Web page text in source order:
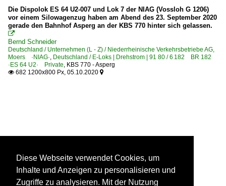
Die Dispolok ES 64 U2-007 und Lok 7 der NIAG (Vossloh G 1206)
vor einem Silowagenzug haben am Abend des 23. September 2020
gerade den Bahnhof Asperg an der KBS 770 hinter sich gelassen.

Bernd Schneider
Deutschland / Unternehmen (L - Z) / Niederrheinische Verkehrsbetriebe AG,
Moers ·NIAG· Deutschland / E-Loks | Drehstrom | 91 80 / 6 182 BR 182
·ES 64 U2· Private KBS 770 - Asperg
 682 1200x800 Px, 05.10.2020 
Diese Webseite verwendet Cookies, um
Inhalte und Anzeigen zu personalisieren und
Zugriffe zu analysieren. Mit der Nutzung